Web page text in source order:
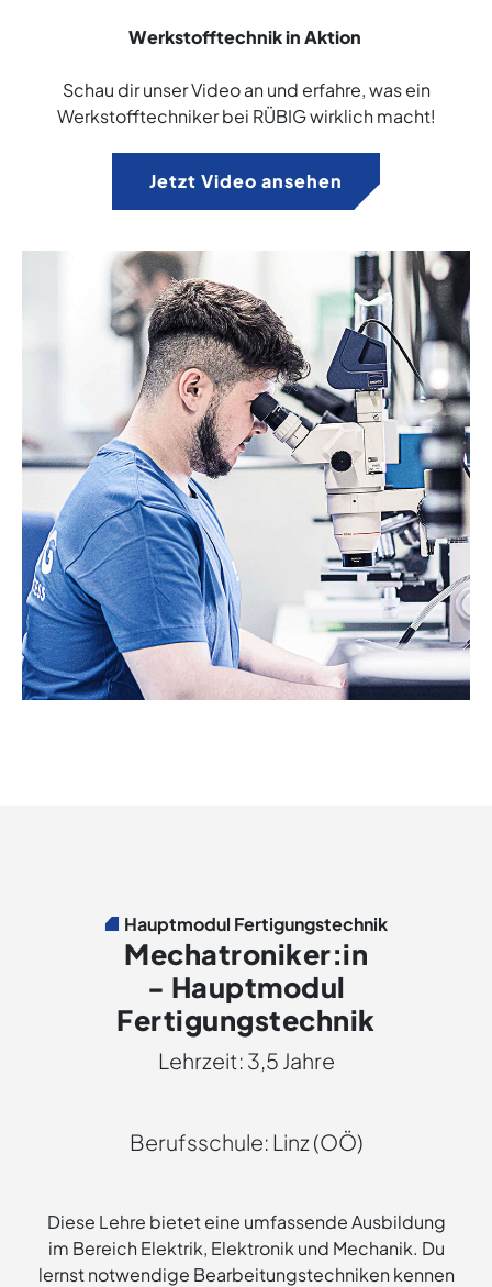
Werkstofftechnik in Aktion
Schau dir unser Video an und erfahre, was ein
Werkstofftechniker bei RÜBIG wirklich macht!
Jetzt Video ansehen
Hauptmodul Fertigungstechnik
Mechatroniker:in
- Hauptmodul
Fertigungstechnik
Lehrzeit: 3,5 Jahre
Berufsschule: Linz (OÖ)
Diese Lehre bietet eine umfassende Ausbildung
im Bereich Elektrik, Elektronik und Mechanik. Du
lernst notwendige Bearbeitungstechniken kennen